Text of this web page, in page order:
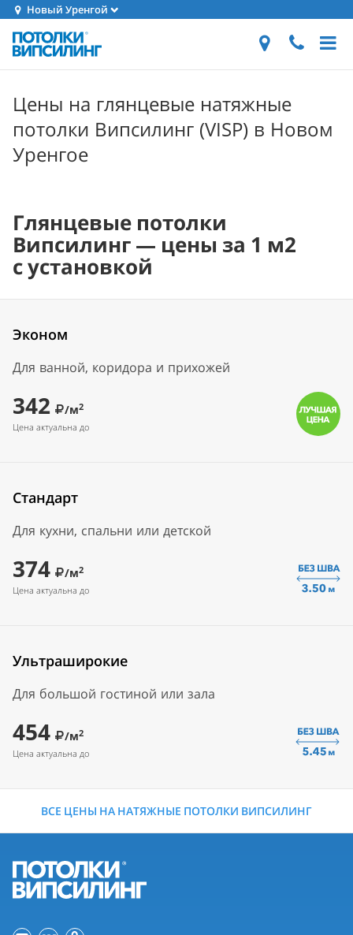
Новый Уренгой
Цены на глянцевые натяжные
потолки Випсилинг (VISP) в Новом
Уренгое
Глянцевые потолки
Випсилинг — цены за 1 м2
с установкой
Эконом
Для ванной, коридора и прихожей
342 /м2
Цена актуальна до
Стандарт
Для кухни, спальни или детской
374 /м2
Цена актуальна до
Ультраширокие
Для большой гостиной или зала
454 /м2
Цена актуальна до
ВСЕ ЦЕНЫ НА НАТЯЖНЫЕ ПОТОЛКИ ВИПСИЛИНГ